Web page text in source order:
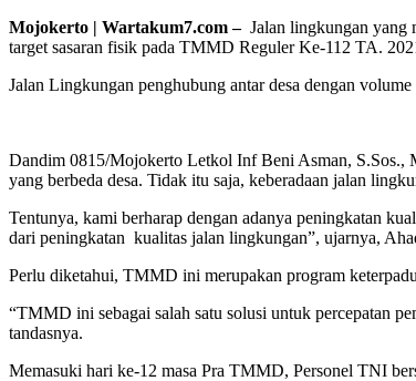
Mojokerto | Wartakum7.com –Jalan lingkungan yang
target sasaran fisik pada TMMD Reguler Ke-112 TA.
Jalan Lingkungan penghubung antar desa dengan
Dandim 0815/Mojokerto Letkol Inf Beni Asman, S.Sos.,
yang berbeda desa. Tidak itu saja, keberadaan jalan
Tentunya, kami berharap dengan adanya peningkatan
dari peningkatan kualitas jalan lingkungan”, ujarnya,
Perlu diketahui, TMMD ini merupakan program
“TMMD ini sebagai salah satu solusi untuk percepatan
tandasnya.
Memasuki hari ke-12 masa Pra TMMD, Personel TNI